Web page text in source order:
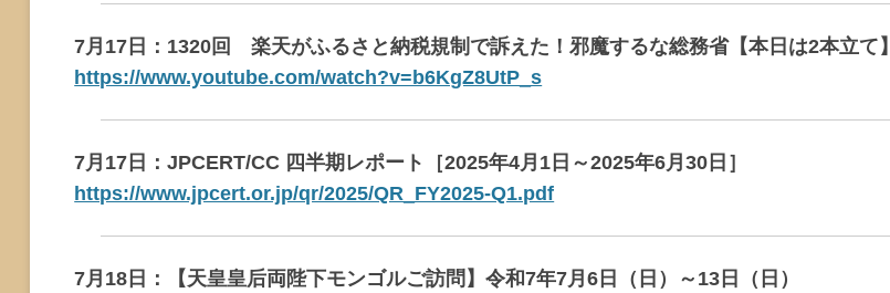
7月17日：1320回 楽天がふるさと納税規制で訴えた！邪魔するな総務省【本日は2本立て】
https://www.youtube.com/watch?v=b6KgZ8UtP_s
7月17日：JPCERT/CC 四半期レポート［2025年4月1日～2025年6月30日］
https://www.jpcert.or.jp/qr/2025/QR_FY2025-Q1.pdf
7月18日：【天皇皇后両陛下モンゴルご訪問】令和7年7月6日（日）～13日（日）